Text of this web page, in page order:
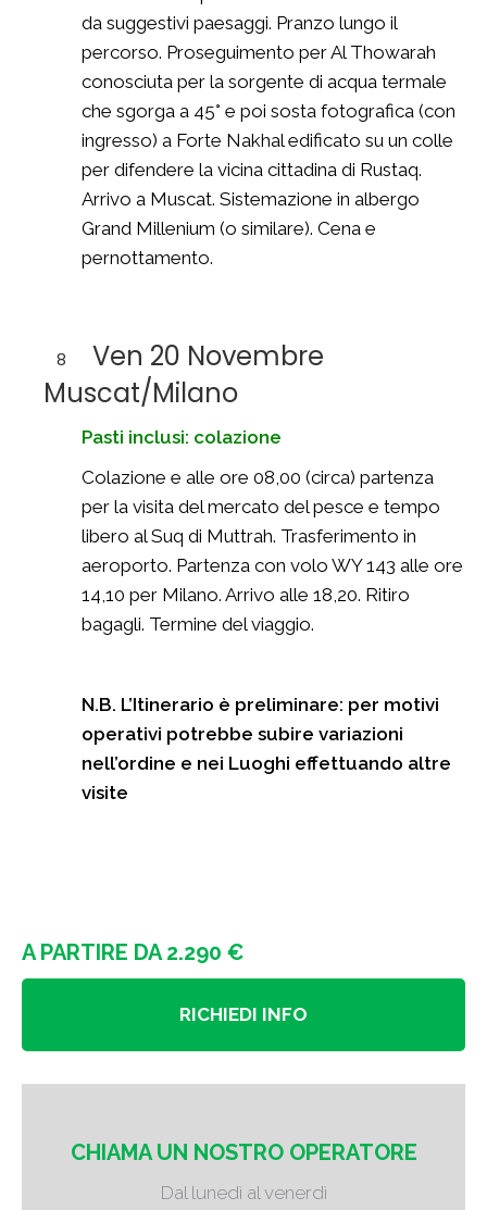
da suggestivi paesaggi. Pranzo lungo il
percorso. Proseguimento per Al Thowarah
conosciuta per la sorgente di acqua termale
che sgorga a 45° e poi sosta fotografica (con
ingresso) a Forte Nakhal edificato su un colle
per difendere la vicina cittadina di Rustaq.
Arrivo a Muscat. Sistemazione in albergo
Grand Millenium (o similare). Cena e
pernottamento.
8
Ven 20 Novembre
Muscat/Milano
Pasti inclusi: colazione
Colazione e alle ore 08,00 (circa) partenza
per la visita del mercato del pesce e tempo
libero al Suq di Muttrah. Trasferimento in
aeroporto. Partenza con volo WY 143 alle ore
14,10 per Milano. Arrivo alle 18,20. Ritiro
bagagli. Termine del viaggio.
N.B. L’Itinerario è preliminare: per motivi
operativi potrebbe subire variazioni
nell’ordine e nei Luoghi effettuando altre
visite
A PARTIRE DA 2.290 €
RICHIEDI INFO
CHIAMA UN NOSTRO OPERATORE
Dal lunedì al venerdì